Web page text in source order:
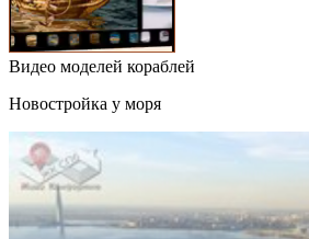
Видео моделей кораблей
Новостройка у моря